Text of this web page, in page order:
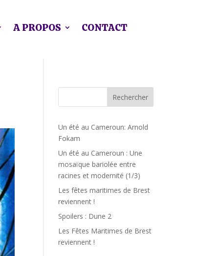
A PROPOS CONTACT
Rechercher
Un été au Cameroun: Arnold
Fokam
Un été au Cameroun : Une
mosaïque bariolée entre
racines et modernité (1/3)
Les fêtes maritimes de Brest
reviennent !
Spoilers : Dune 2
Les Fêtes Maritimes de Brest
reviennent !